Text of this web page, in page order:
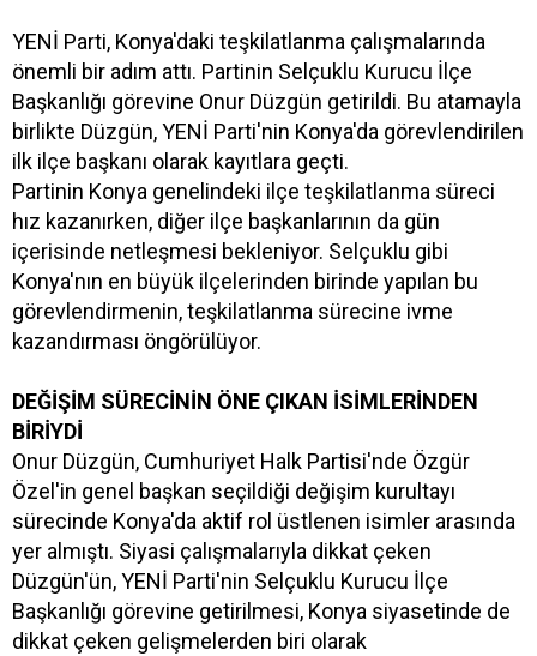
YENİ Parti, Konya'daki teşkilatlanma çalışmalarında
önemli bir adım attı. Partinin Selçuklu Kurucu İlçe
Başkanlığı görevine Onur Düzgün getirildi. Bu atamayla
birlikte Düzgün, YENİ Parti'nin Konya'da görevlendirilen
ilk ilçe başkanı olarak kayıtlara geçti.
Partinin Konya genelindeki ilçe teşkilatlanma süreci
hız kazanırken, diğer ilçe başkanlarının da gün
içerisinde netleşmesi bekleniyor. Selçuklu gibi
Konya'nın en büyük ilçelerinden birinde yapılan bu
görevlendirmenin, teşkilatlanma sürecine ivme
kazandırması öngörülüyor.
DEĞİŞİM SÜRECİNİN ÖNE ÇIKAN İSİMLERİNDEN
BİRİYDİ
Onur Düzgün, Cumhuriyet Halk Partisi'nde Özgür
Özel'in genel başkan seçildiği değişim kurultayı
sürecinde Konya'da aktif rol üstlenen isimler arasında
yer almıştı. Siyasi çalışmalarıyla dikkat çeken
Düzgün'ün, YENİ Parti'nin Selçuklu Kurucu İlçe
Başkanlığı görevine getirilmesi, Konya siyasetinde de
dikkat çeken gelişmelerden biri olarak